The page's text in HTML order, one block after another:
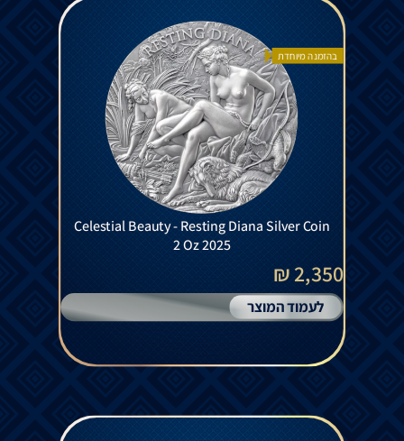
בהזמנה מיוחדת
Celestial Beauty - Resting Diana Silver Coin
2 Oz 2025
2,350 ₪
לעמוד המוצר